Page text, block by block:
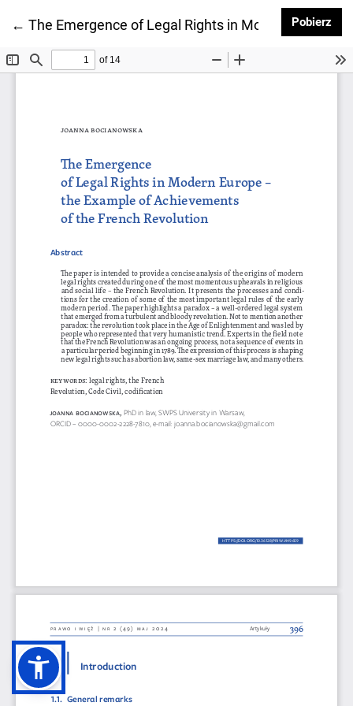
←Wróć do szczegółów artykułu
The Emergence of Legal Rights in Modern Europe
Pobierz